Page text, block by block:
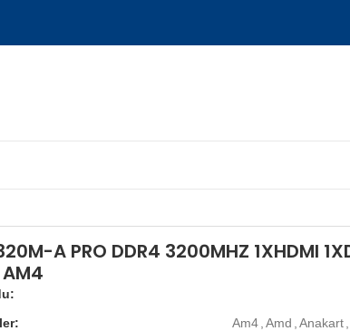
A PRO DDR4 3200MHZ 1XHDMI
Am4 Amd Anakart